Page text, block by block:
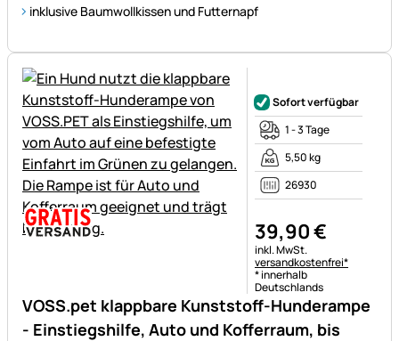
inklusive Baumwollkissen und Futternapf
VOSS.pet klappbare Kunststoff-Hunderampe
- Einstiegshilfe, Auto und Kofferraum, bis
Sofort verfügbar
1 - 3 Tage
5,50 kg
26930
39,90€
Steuerhinweis:
inkl. MwSt.
versandkostenfrei*
* innerhalb
Deutschlands